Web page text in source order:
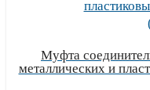
Муфта
металлических и